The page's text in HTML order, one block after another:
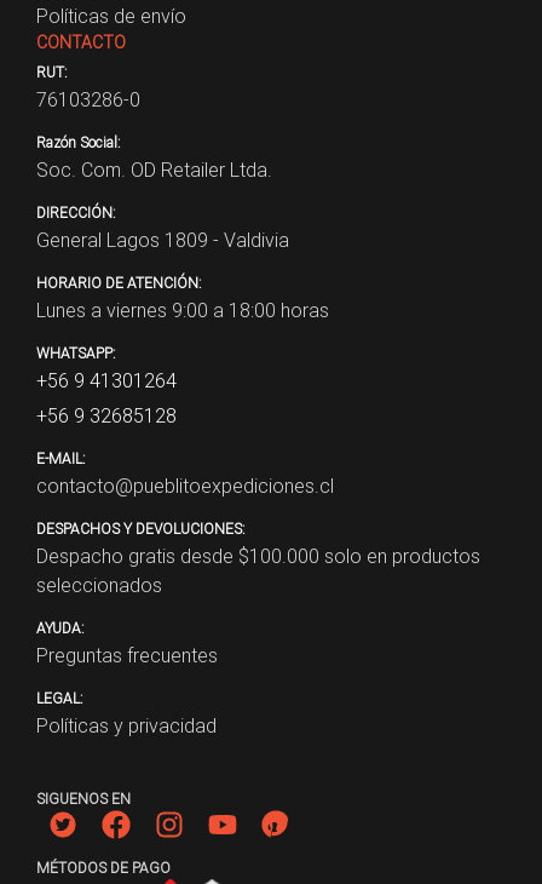
Políticas de envío
CONTACTO
RUT:
76103286-0
Razón Social:
Soc. Com. OD Retailer Ltda.
DIRECCIÓN:
General Lagos 1809 - Valdivia
HORARIO DE ATENCIÓN:
Lunes a viernes 9:00 a 18:00 horas
WHATSAPP:
+56 9 41301264
+56 9 32685128
E-MAIL:
contacto@pueblitoexpediciones.cl
DESPACHOS Y DEVOLUCIONES:
Despacho gratis desde $100.000 solo en productos
seleccionados
AYUDA:
Preguntas frecuentes
LEGAL:
Políticas y privacidad
SIGUENOS EN
MÉTODOS DE PAGO